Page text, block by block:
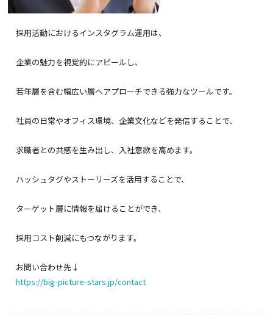
採用活動におけるインスタグラム運用は、
企業の魅力を視覚的にアピールし、
若年層を含む幅広い層へアプローチできる強力なツールです。
社員の日常やオフィス環境、企業文化などを発信することで、
求職者との共感を生み出し、入社意欲を高めます。
ハッシュタグやストーリーズを活用することで、
ターゲット層に情報を届けることができ、
採用コスト削減にもつながります。
お問い合わせ先↓
https://big-picture-stars.jp/contact